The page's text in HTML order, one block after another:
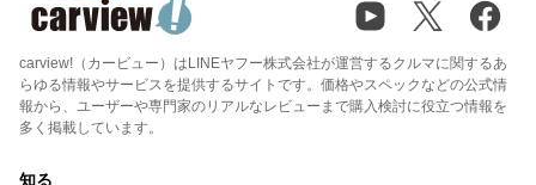
carview!（カービュー）はLINEヤフー株式会社が運営するクルマに関するあ
らゆる情報やサービスを提供するサイトです。価格やスペックなどの公式情
報から、ユーザーや専門家のリアルなレビューまで購入検討に役立つ情報を
多く掲載しています。
知る